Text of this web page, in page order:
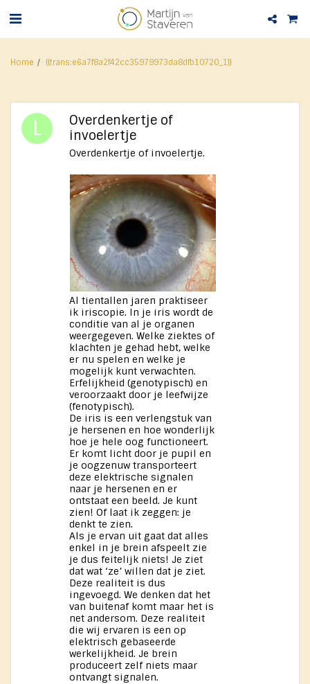
Home {{trans:e6a7f8a2f42cc35979973da8dfb10720_1}}
Overdenkertje of
invoelertje
Overdenkertje of invoelertje.
Al tientallen jaren praktiseer
ik iriscopie. In je iris wordt de
conditie van al je organen
weergegeven. Welke ziektes of
klachten je gehad hebt, welke
er nu spelen en welke je
mogelijk kunt verwachten.
Erfelijkheid (genotypisch) en
veroorzaakt door je leefwijze
(fenotypisch).
De iris is een verlengstuk van
je hersenen en hoe wonderlijk
hoe je hele oog functioneert.
Er komt licht door je pupil en
je oogzenuw transporteert
deze elektrische signalen
naar je hersenen en er
ontstaat een beeld. Je kunt
zien! Of laat ik zeggen: je
denkt te zien.
Als je ervan uit gaat dat alles
enkel in je brein afspeelt zie
je dus feitelijk niets! Je ziet
dat wat ‘ze’ willen dat je ziet.
Deze realiteit is dus
ingevoegd. We denken dat het
van buitenaf komt maar het is
net andersom. Deze realiteit
die wij ervaren is een op
elektrisch gebaseerde
werkelijkheid. Je brein
produceert zelf niets maar
ontvangt signalen.